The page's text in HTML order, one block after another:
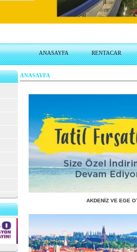
ANASAYFA RENTACAR
ANASAYFA
AKDENİZ VE EGE